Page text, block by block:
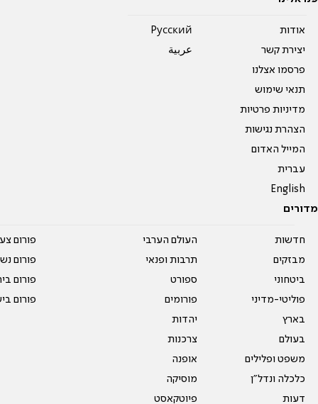
אודות
יצירת קשר
פרסמו אצלנו
תנאי שימוש
מדיניות פרטיות
הצהרת נגישות
המייל האדום
עברית
English
Pусский
عربية
מדורים
חדשות
מבזקים
ביטחוני
פוליטי-מדיני
בארץ
בעולם
משפט ופלילים
כלכלה ונדל"ן
דעות
העולם הערבי
תרבות ופנאי
ספורט
פורומים
יהדות
צרכנות
אופנה
מוסיקה
פיוטקאסט
פורום
פורום
פורום
פורום